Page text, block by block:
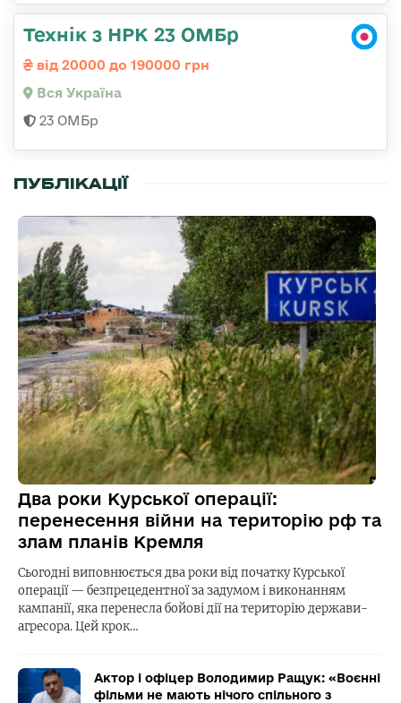
Технік з НРК 23 ОМБр
від 20000 до 190000 грн
Вся Україна
23 ОМБр
ПУБЛІКАЦІЇ
Два роки Курської операції:
перенесення війни на територію рф та
злам планів Кремля
Сьогодні виповнюється два роки від початку Курської
операції — безпрецедентної за задумом і виконанням
кампанії, яка перенесла бойові дії на територію держави-
агресора. Цей крок…
Актор і офіцер Володимир Ращук: «Воєнні
фільми не мають нічого спільного з